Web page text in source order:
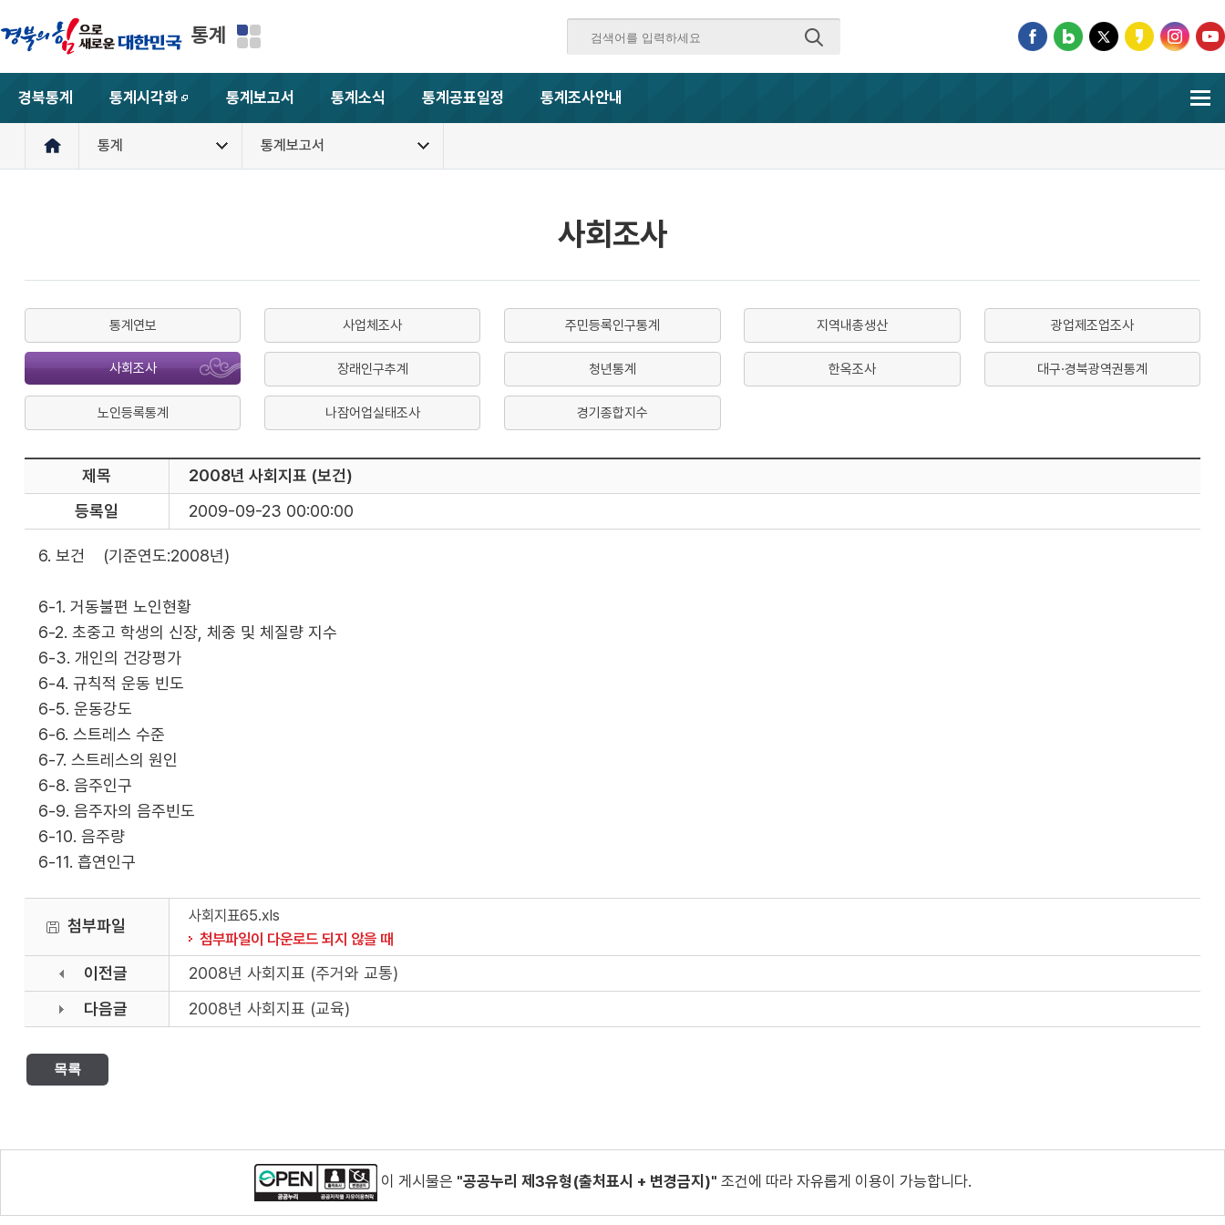
통계
경북통계
통계시각화
새창
통계보고서 통계소식 통계공표일정 통계조사안내
통계 통계보고서
사회조사
통계연보 사업체조사 주민등록인구통계 지역내총생산 광업제조업조사
사회조사 장래인구추계 청년통계 한옥조사 대구·경북광역권통계
노인등록통계 나잠어업실태조사 경기종합지수
제목
2008년 사회지표 (보건)
등록일
2009-09-23 00:00:00
6. 보건 (기준연도:2008년)
6-1. 거동불편 노인현황
6-2. 초중고 학생의 신장, 체중 및 체질량 지수
6-3. 개인의 건강평가
6-4. 규칙적 운동 빈도
6-5. 운동강도
6-6. 스트레스 수준
6-7. 스트레스의 원인
6-8. 음주인구
6-9. 음주자의 음주빈도
6-10. 음주량
6-11. 흡연인구
첨부파일
사회지표65.xls
첨부파일이 다운로드 되지 않을 때
이전글
2008년 사회지표 (주거와 교통)
다음글
2008년 사회지표 (교육)
목록
이 게시물은 "공공누리 제3유형(출처표시 + 변경금지)" 조건에 따라 자유롭게 이용이 가능합니다.